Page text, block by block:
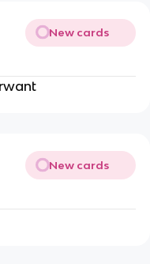
New cards
New cards